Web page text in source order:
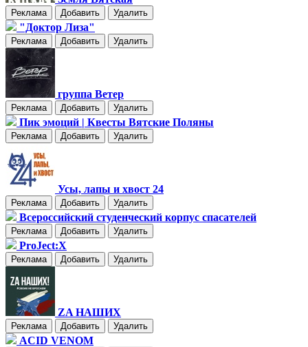
Реклама Добавить Удалить
"Доктор Лиза"
Реклама Добавить Удалить
группа Ветер
Реклама Добавить Удалить
Пик эмоций | Квесты Вятские Поляны
Реклама Добавить Удалить
Усы, лапы и хвост 24
Реклама Добавить Удалить
Всероссийский студенческий корпус спасателей
Реклама Добавить Удалить
ProJect:X
Реклама Добавить Удалить
ZA НАШИХ
Реклама Добавить Удалить
ACID VENOM